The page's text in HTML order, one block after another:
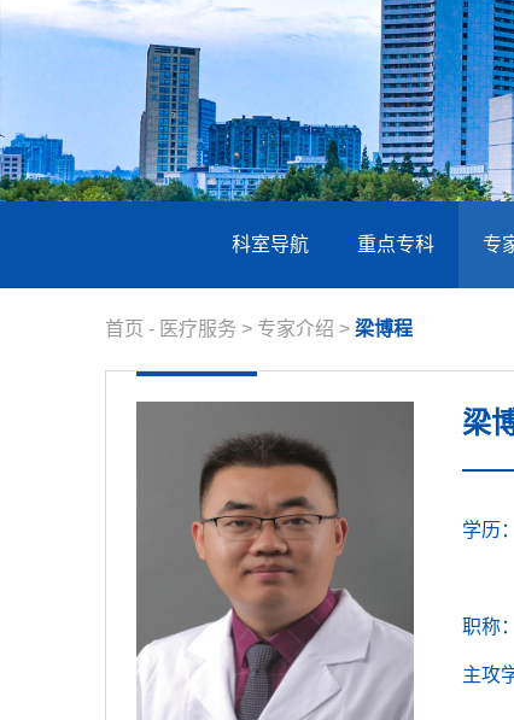
科室导航 重点专科 专
首页 - 医疗服务 > 专家介绍 > 梁博程
梁
学历：
职称：
主攻